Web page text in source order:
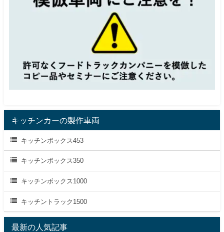
キッチンカーの製作車両
キッチンボックス453
キッチンボックス350
キッチンボックス1000
キッチントラック1500
最新の人気記事